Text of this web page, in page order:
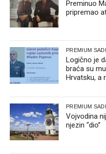
Preminuo
pripremao
PREMIUM
Logično je
braća su
Hrvatsku, a
PREMIUM
Vojvodina
njezin “dio”